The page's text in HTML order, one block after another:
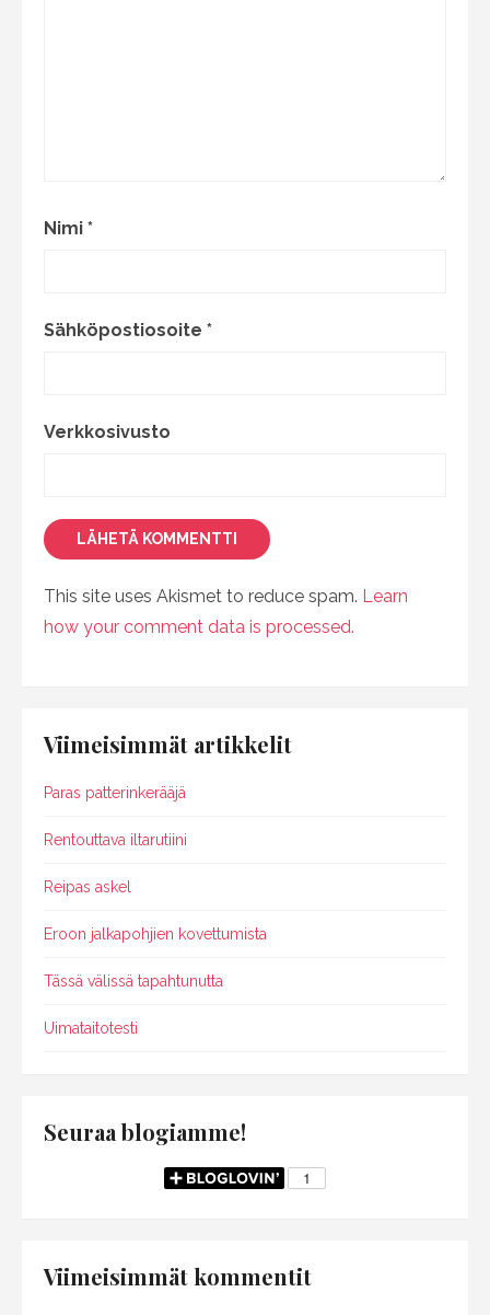
Nimi *
Sähköpostiosoite *
Verkkosivusto
This site uses Akismet to reduce spam. Learn
how your comment data is processed.
Viimeisimmät artikkelit
Paras patterinkerääjä
Rentouttava iltarutiini
Reipas askel
Eroon jalkapohjien kovettumista
Tässä välissä tapahtunutta
Uimataitotesti
Seuraa blogiamme!
Viimeisimmät kommentit